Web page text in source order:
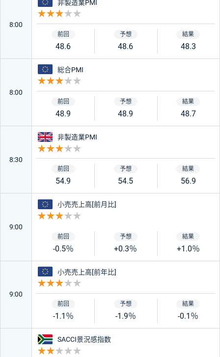
8:00
ユーロ
非製造業PMI
48.6 48.6 48.3
8:00
ユーロ
総合PMI
48.9 48.9 48.7
8:30
イギリス
非製造業PMI
54.9 54.5 56.9
9:00
ユーロ
小売売上高[前月比]
-0.5％ +0.3％ +1.0％
9:00
ユーロ
小売売上高[前年比]
-1.1％ -1.9％ -0.1％
南アフリカ
SACCI景況感指数